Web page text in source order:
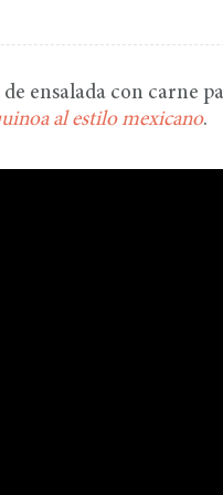
ensalada con carne
al estilo mexicano.